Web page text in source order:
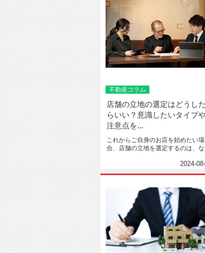
不動産コラム
店舗の立地の選定はどうした
らいい？意識したいタイプ
注意点を...
これからご自身のお店を始めたい場
合、店舗の立地を選定するのは、
2024-